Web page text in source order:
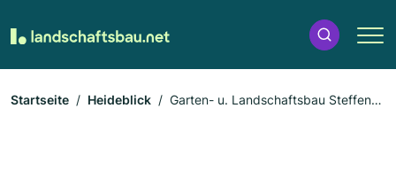
Startseite Heideblick
Garten- u. Landschaftsbau Steffen